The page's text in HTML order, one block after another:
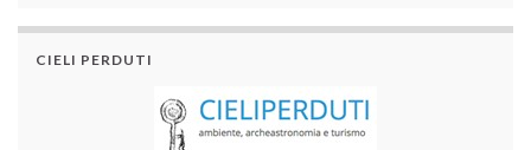
CIELI PERDUTI